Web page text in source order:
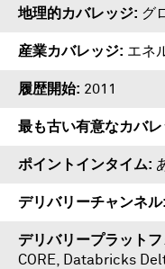
地理的カバレッジ グ
産業カバレッジ エネ
履歴開始 2011
最も古い有意なカバレ
ポイントインタイム
デリバリーチャンネル
デリバリープラットフ
CORE
Databricks